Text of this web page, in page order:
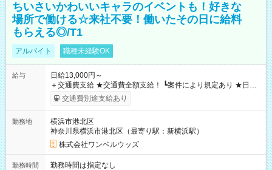
ちいさいかわいいキャラのイベントも！好きな
場所で働ける☆来社不要！働いたその日に給料
もらえる◎/T1
アルバイト 職種未経験OK
給与
日給13,000円～
＋交通費支給 ★交通費全額支給！ ┗案件により規定あり ★日払
いOK！（規定あり） ┗働いたその日に現金GET♪ お仕事後はコ
ンビニATMから 日払い分を引き落とせます！ 【試用期間】試
交通費別途支給あり
勤務地
横浜市港北区
神奈川県横浜市港北区（最寄り駅：新横浜駅）
株式会社ワンベルウッズ
勤務時間
勤務時間は指定なし